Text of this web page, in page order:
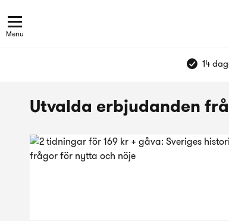
14
Menu
Utvalda erbjudanden